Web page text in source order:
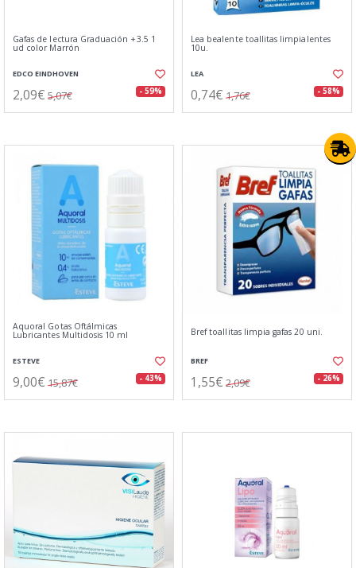
Gafas de lectura Graduación +3.5 1
ud color Marrón
EDCO EINDHOVEN
2,09€ 5,07€ - 59%
Lea bealente toallitas limpialentes
10u.
LEA
0,74€ 1,76€ - 58%
Aquoral Gotas Oftálmicas
Lubricantes Multidosis 10 ml
ESTEVE
9,00€ 15,87€ - 43%
Bref toallitas limpia gafas 20 uni.
BREF
1,55€ 2,09€ - 26%